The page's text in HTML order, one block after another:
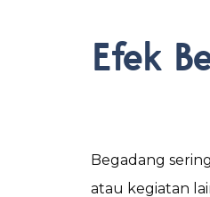
Efek
Begadang
atau kegiatan